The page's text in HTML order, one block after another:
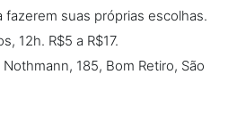
fazerem suas próprias escolhas.
12h. R$5 a R$17.
185, Bom Retiro, São